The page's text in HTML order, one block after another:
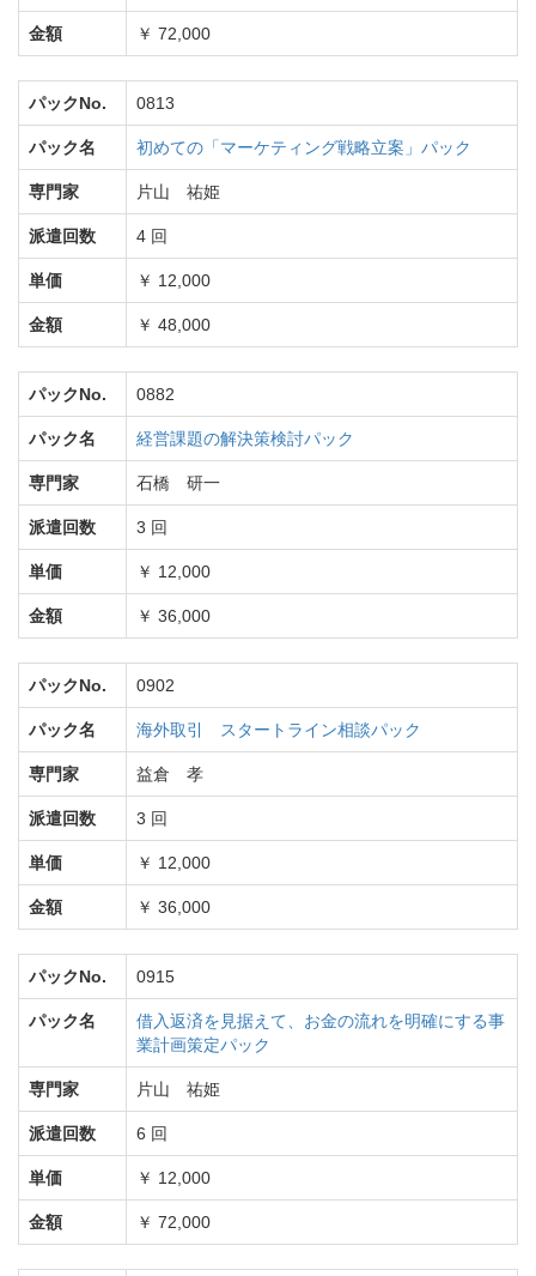
金額 ￥ 72,000
パックNo. 0813
パック名 初めての「マーケティング戦略立案」パック
専門家 片山 祐姫
派遣回数 4 回
単価 ￥ 12,000
金額 ￥ 48,000
パックNo. 0882
パック名 経営課題の解決策検討パック
専門家 石橋 研一
派遣回数 3 回
単価 ￥ 12,000
金額 ￥ 36,000
パックNo. 0902
パック名 海外取引 スタートライン相談パック
専門家 益倉 孝
派遣回数 3 回
単価 ￥ 12,000
金額 ￥ 36,000
パックNo. 0915
パック名
借入返済を見据えて、お金の流れを明確にする事
業計画策定パック
専門家 片山 祐姫
派遣回数 6 回
単価 ￥ 12,000
金額 ￥ 72,000